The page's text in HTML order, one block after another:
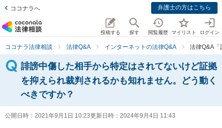
ココナラへ 弁護士の方はこちら
投稿する 探す 閲覧履歴 マイリスト ログイン
ココナラ法律相談 法律Q&A インターネットの法律Q&A 法律Q&A
誹謗中傷した相手から特定はされてないけど証拠
を抑えられ裁判されるかも知れません。どう動く
べきですか？
公開日時： 2021年9月1日 10:23更新日時： 2024年9月4日 11:43